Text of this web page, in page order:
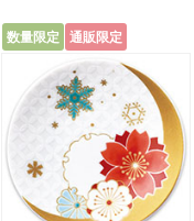
数量限定 通販限定